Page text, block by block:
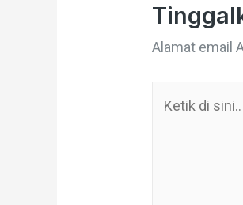
Alamat email